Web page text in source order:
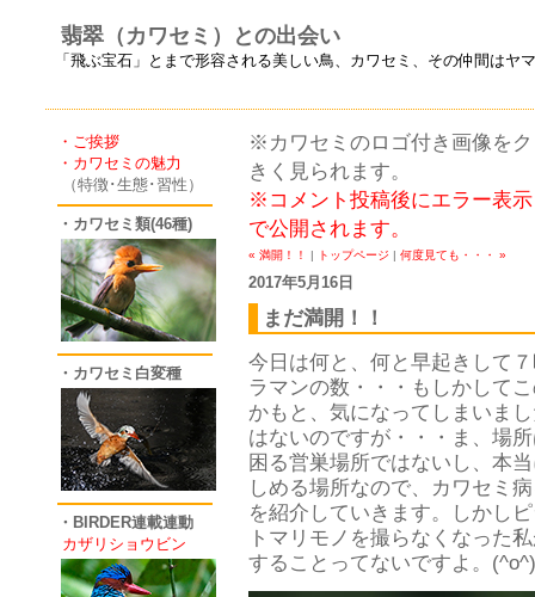
翡翠（カワセミ）との出会い
「飛ぶ宝石」とまで形容される美しい鳥、カワセミ、その仲間は
・ご挨拶
・カワセミの魅力
（特徴･生態･習性）
・カワセミ類(46種)
・カワセミ白変種
・BIRDER連載連動
カザリショウビン
※カワセミのロゴ付き画像を
きく見られます。
※コメント投稿後にエラー表
で公開されます。
« 満開！！ | トップページ | 何度見ても・・・ »
2017年5月16日
まだ満開！！
今日は何と、何と早起きして
ラマンの数・・・もしかして
かもと、気になってしまいま
はないのですが・・・ま、場
困る営巣場所ではないし、本
しめる場所なので、カワセミ
を紹介していきます。しかし
トマリモノを撮らなくなった
することってないですよ。(^o^)